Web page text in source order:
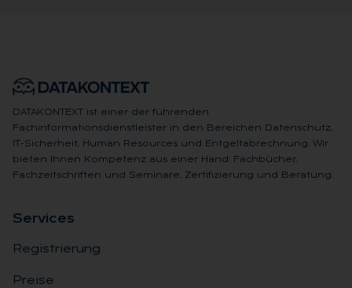
DATAKONTEXT ist einer der führenden
Fachinformationsdienstleister in den Bereichen Datenschutz,
IT-Sicherheit, Human Resources und Entgeltabrechnung. Wir
bieten Ihnen Kompetenz aus einer Hand: Fachbücher,
Fachzeitschriften und Seminare, Zertifizierung und Beratung.
Ser­vices
Registrierung
Preise